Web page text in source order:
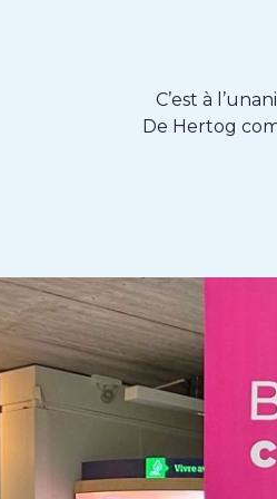
C’est à
De Hertog